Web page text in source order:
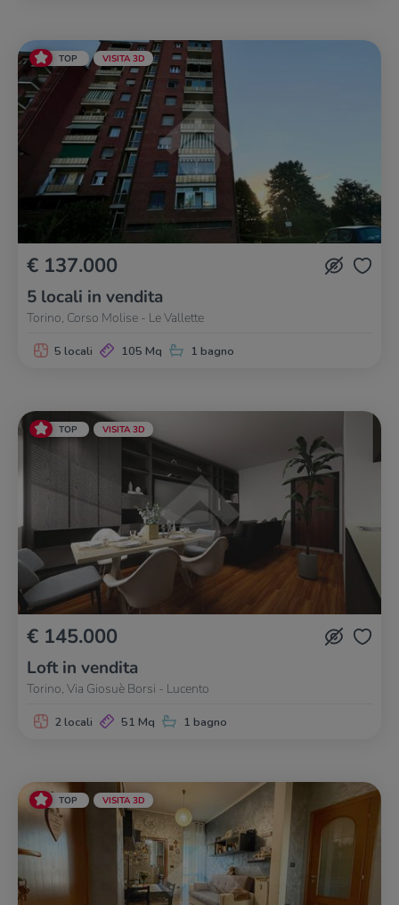
TOP VISITA 3D
€ 137.000
5 locali in vendita
Torino, Corso Molise - Le Vallette
5 locali 105 Mq 1 bagno
TOP VISITA 3D
€ 145.000
Loft in vendita
Torino, Via Giosuè Borsi - Lucento
2 locali 51 Mq 1 bagno
TOP VISITA 3D